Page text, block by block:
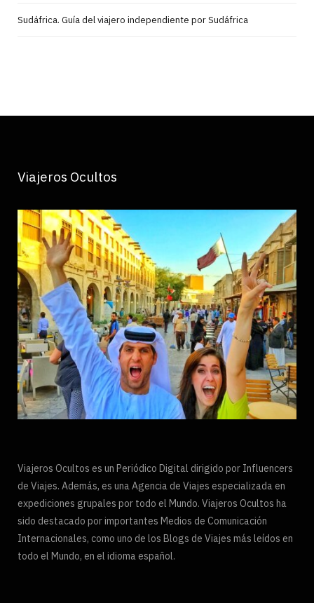
Sudáfrica. Guía del viajero independiente por Sudáfrica
Viajeros Ocultos
Viajeros Ocultos es un Periódico Digital dirigido por Influencers
de Viajes. Además, es una Agencia de Viajes especializada en
expediciones grupales por todo el Mundo. Viajeros Ocultos ha
sido destacado por importantes Medios de Comunicación
Internacionales, como uno de los Blogs de Viajes más leídos en
todo el Mundo, en el idioma español.